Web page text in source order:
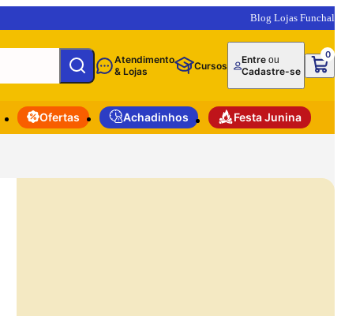
Blog Lojas Funchal
Atendimento
& Lojas
Cursos Entreou
Cadastre-se
0
Ofertas Achadinhos Festa Junina